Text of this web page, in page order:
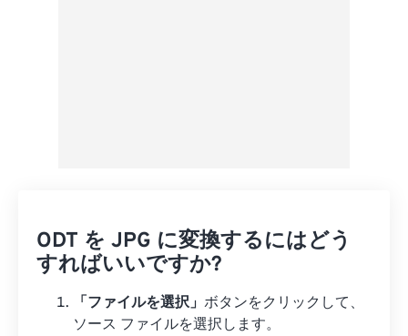
ODT を JPG に変換するにはどう
すればいいですか?
「ファイルを選択」 ボタンをクリックして、
ソース ファイルを選択します。